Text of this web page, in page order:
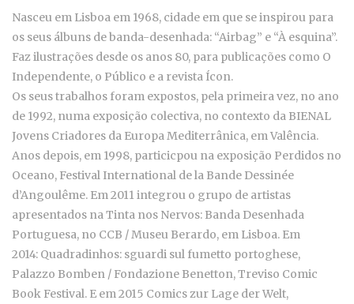
Nasceu em Lisboa em 1968, cidade em que se inspirou para
os seus álbuns de banda-desenhada: “Airbag” e “À esquina”.
Faz ilustrações desde os anos 80, para publicações como O
Independente, o Público e a revista Ícon.
Os seus trabalhos foram expostos, pela primeira vez, no ano
de 1992, numa exposição colectiva, no contexto da BIENAL
Jovens Criadores da Europa Mediterrânica, em Valência.
Anos depois, em 1998, particicpou na exposição Perdidos no
Oceano, Festival International de la Bande Dessinée
d’Angoulême. Em 2011 integrou o grupo de artistas
apresentados naTinta nos Nervos: Banda Desenhada
Portuguesa, no CCB / Museu Berardo, em Lisboa. Em
2014: Quadradinhos: sguardi sul fumetto portoghese,
Palazzo Bomben / Fondazione Benetton, Treviso Comic
Book Festival. E em 2015 Comics zur Lage der Welt,